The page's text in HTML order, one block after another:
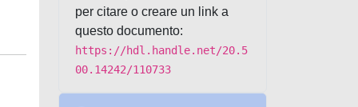
per citare o creare un link a
questo documento:
https://hdl.handle.net/20.5
00.14242/110733